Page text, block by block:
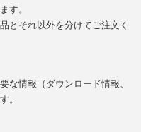
す。
とそれ以外を分けてご注文く
な情報（ダウンロード情報、
。